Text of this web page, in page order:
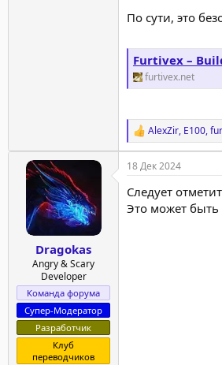
По сути, это
Furtivex –
furtivex.net
Р
е
а
к
ц
и
и
AlexZir, E100,
Dragokas
Angry & Scary
Developer
Команда форума
Супер-Модератор
Разработчик
Клуб
переводчиков
18 Дек 2024
Следует
Это может быть